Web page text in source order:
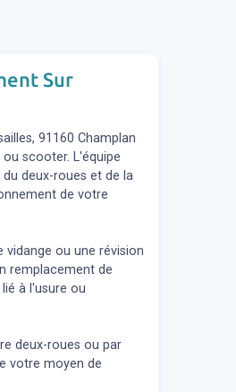
Sur
91160 Champlan
scooter. L'équipe
deux-roues et de la
de votre
vidange ou une révision
remplacement de
à l'usure ou
deux-roues ou par
votre moyen de